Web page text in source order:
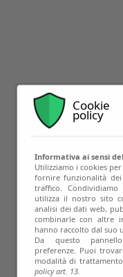
Ago
Cookie
policy
Informativa ai sensi del
Utilizziamo i cookies
fornire funzionalità
traffico.
utilizza il nostro sito
analisi dei dati web,
combinarle con altre
hanno raccolto dal suo
Da questo
preferenze. Puoi
modalità di
policy art. 13.